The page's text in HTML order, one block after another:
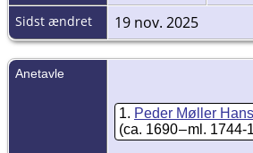
Sidst ændret 19 nov. 2025
Anetavle
1
Peder Møller
(ca. 1690 – ml. 1744-